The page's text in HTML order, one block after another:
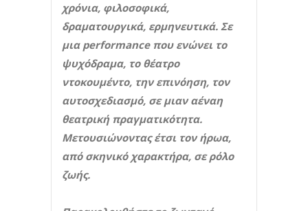
χρόνια, φιλοσοφικά,
δραματουργικά, ερμηνευτικά. Σε
μια performance που ενώνει το
ψυχόδραμα, το θέατρο
ντοκουμέντο, την επινόηση, τον
αυτοσχεδιασμό, σε μιαν αέναη
θεατρική πραγματικότητα.
Μετουσιώνοντας έτσι τον ήρωα,
από σκηνικό χαρακτήρα, σε ρόλο
ζωής.